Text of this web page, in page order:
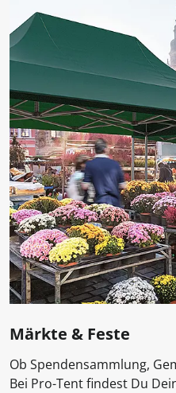
Märkte & Feste
Ob Spendensammlung,
Bei Pro-Tent findest Du